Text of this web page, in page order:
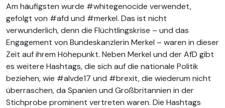
Am häufigsten wurde #whitegenocide verwendet,
gefolgt von #afd und #merkel. Das ist nicht
verwunderlich, denn die Flüchtlingskrise – und das
Engagement von Bundeskanzlerin Merkel – waren in dieser
Zeit auf ihrem Höhepunkt. Neben Merkel und der AfD gibt
es weitere Hashtags, die sich auf die nationale Politik
beziehen, wie #alvde17 und #brexit, die wiederum nicht
überraschen, da Spanien und Großbritannien in der
Stichprobe prominent vertreten waren. Die Hashtags